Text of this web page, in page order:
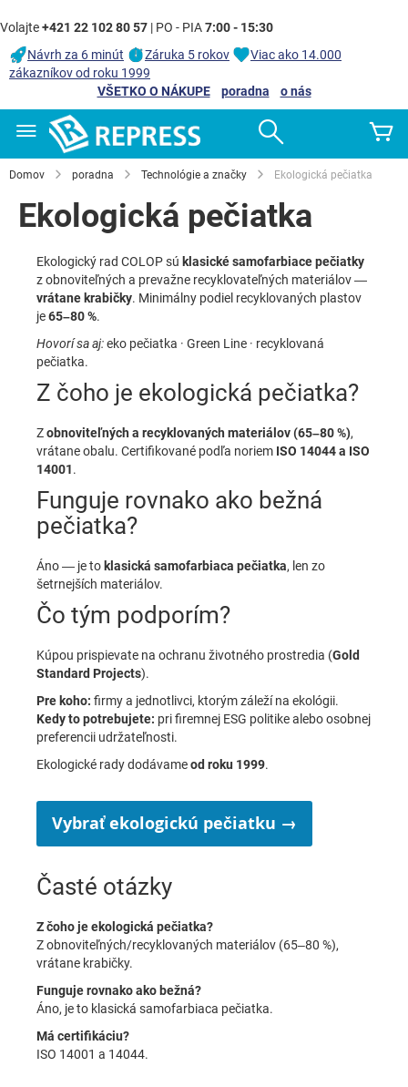
Volajte+421 22 102 80 57 | PO - PIA7:00 - 15:30
Návrh za 6 minút
Záruka 5 rokov
Viac ako 14.000
zákazníkov od roku 1999
VŠETKO O NÁKUPE
poradna
o nás
Domov poradna Technológie a značky Ekologická pečiatka
Ekologická pečiatka
Ekologický rad COLOP sú klasické samofarbiace pečiatky
z obnoviteľných a prevažne recyklovateľných materiálov —
vrátane krabičky. Minimálny podiel recyklovaných plastov
je65–80 %.
Hovorí sa aj:eko pečiatka · Green Line · recyklovaná
pečiatka.
Z čoho je ekologická pečiatka?
Zobnoviteľných a recyklovaných materiálov (65–80 %),
vrátane obalu. Certifikované podľa noriem ISO 14044 a ISO
14001.
Funguje rovnako ako bežná
pečiatka?
Áno — je to klasická samofarbiaca pečiatka, len zo
šetrnejších materiálov.
Čo tým podporím?
Kúpou prispievate na ochranu životného prostredia (Gold
Standard Projects).
Pre koho: firmy a jednotlivci, ktorým záleží na ekológii.
Kedy to potrebujete: pri firemnej ESG politike alebo osobnej
preferencii udržateľnosti.
Ekologické rady dodávameod roku 1999.
Vybrať ekologickú pečiatku →
Časté otázky
Z čoho je ekologická pečiatka?
Z obnoviteľných/recyklovaných materiálov (65–80 %),
vrátane krabičky.
Funguje rovnako ako bežná?
Áno, je to klasická samofarbiaca pečiatka.
Má certifikáciu?
ISO 14001 a 14044.